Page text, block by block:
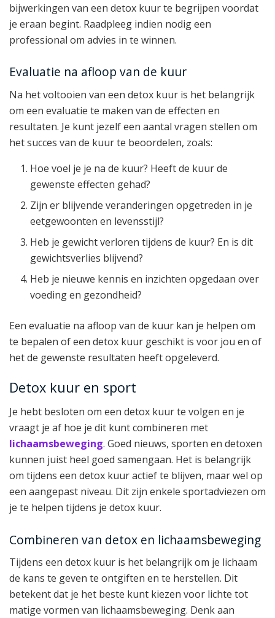
bijwerkingen van een detox kuur te begrijpen voordat
je eraan begint. Raadpleeg indien nodig een
professional om advies in te winnen.
Evaluatie na afloop van de kuur
Na het voltooien van een detox kuur is het belangrijk
om een evaluatie te maken van de effecten en
resultaten. Je kunt jezelf een aantal vragen stellen om
het succes van de kuur te beoordelen, zoals:
Hoe voel je je na de kuur? Heeft de kuur de
gewenste effecten gehad?
Zijn er blijvende veranderingen opgetreden in je
eetgewoonten en levensstijl?
Heb je gewicht verloren tijdens de kuur? En is dit
gewichtsverlies blijvend?
Heb je nieuwe kennis en inzichten opgedaan over
voeding en gezondheid?
Een evaluatie na afloop van de kuur kan je helpen om
te bepalen of een detox kuur geschikt is voor jou en of
het de gewenste resultaten heeft opgeleverd.
Detox kuur en sport
Je hebt besloten om een detox kuur te volgen en je
vraagt je af hoe je dit kunt combineren met
lichaamsbeweging. Goed nieuws, sporten en detoxen
kunnen juist heel goed samengaan. Het is belangrijk
om tijdens een detox kuur actief te blijven, maar wel op
een aangepast niveau. Dit zijn enkele sportadviezen om
je te helpen tijdens je detox kuur.
Combineren van detox en lichaamsbeweging
Tijdens een detox kuur is het belangrijk om je lichaam
de kans te geven te ontgiften en te herstellen. Dit
betekent dat je het beste kunt kiezen voor lichte tot
matige vormen van lichaamsbeweging. Denk aan